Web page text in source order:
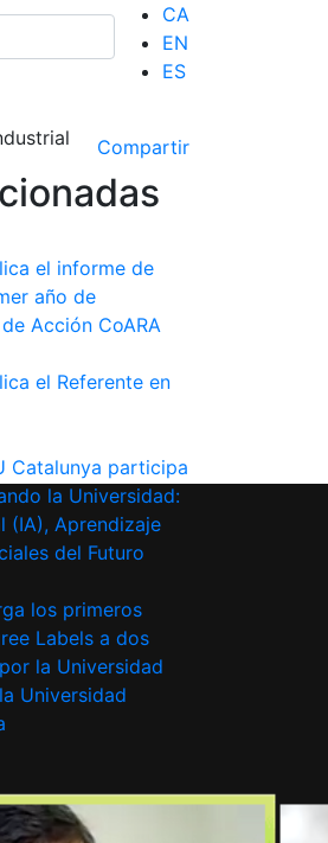
CA
EN
ES
Compartir
el informe de
año de
Acción CoARA
el Referente en
Catalunya participa
la Universidad:
(IA), Aprendizaje
del Futuro
los primeros
Labels a dos
la Universidad
Universidad